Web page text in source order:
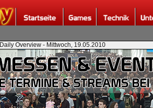
Daily Overview - Mittwoch, 19.05.2010